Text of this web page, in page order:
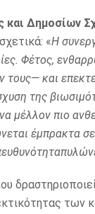
και Δημοσίων
«Η
Φέτος,
και
της
πιο
έμπρακτα
των